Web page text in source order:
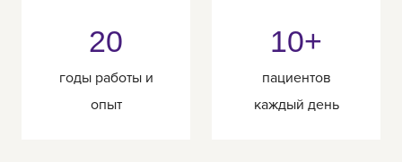
20
годы работы и
опыт
10+
пациентов
каждый день